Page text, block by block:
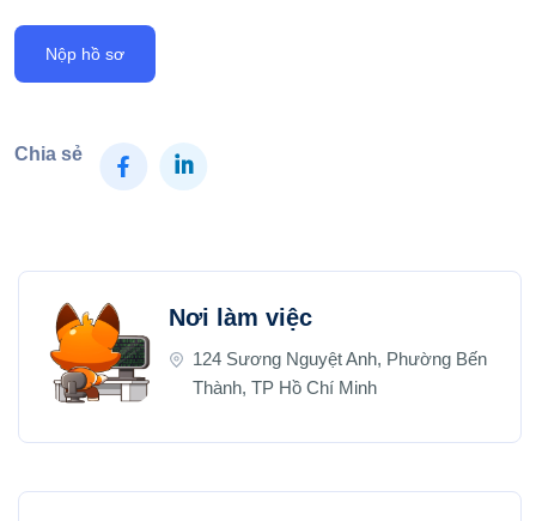
Nộp hồ sơ
Chia sẻ
Nơi làm việc
124 Sương Nguyệt Anh, Phường Bến
Thành, TP Hồ Chí Minh